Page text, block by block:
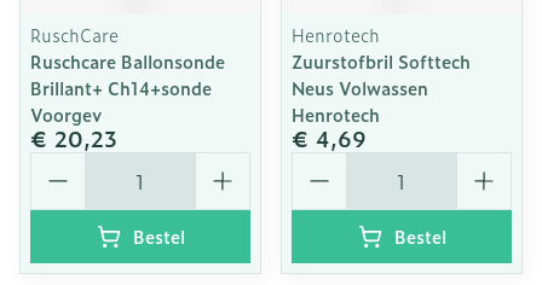
RuschCare
Ruschcare Ballonsonde
Brillant+ Ch14+sonde
Voorgev
€ 20,23
Aantal
Bestel
Henrotech
Zuurstofbril Softtech
Neus Volwassen
Henrotech
€ 4,69
Aantal
Bestel